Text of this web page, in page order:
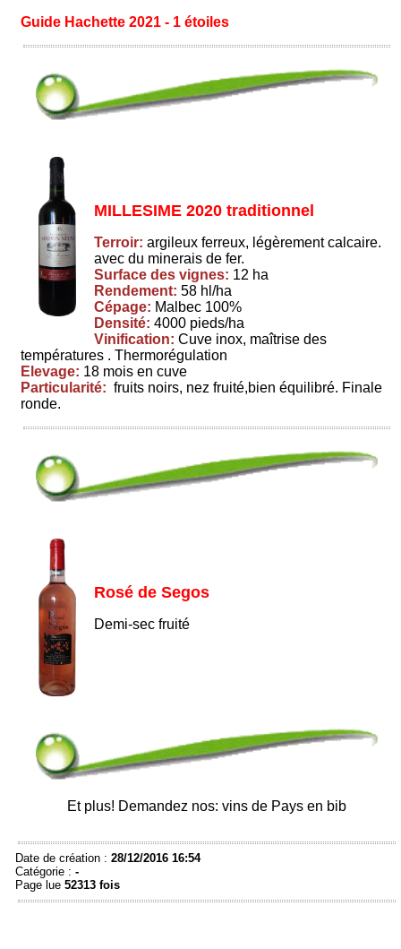
Guide Hachette 2021 - 1 étoiles
MILLESIME 2020 traditionnel
Terroir: argileux ferreux, légèrement calcaire.
avec du minerais de fer.
Surface des vignes: 12 ha
Rendement: 58 hl/ha
Cépage: Malbec 100%
Densité: 4000 pieds/ha
Vinification: Cuve inox, maîtrise des
températures . Thermorégulation
Elevage: 18 mois en cuve
Particularité: fruits noirs, nez fruité,bien équilibré. Finale
ronde.
Rosé de Segos
Demi-sec fruité
Et plus! Demandez nos: vins de Pays en bib
Date de création : 28/12/2016 16:54
Catégorie : -
Page lue 52313 fois